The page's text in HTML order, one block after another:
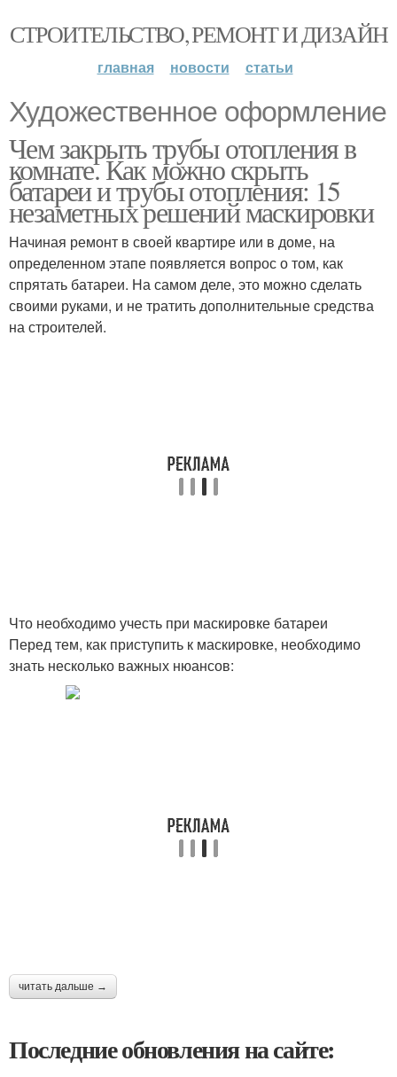
СТРОИТЕЛЬСТВО, РЕМОНТ И ДИЗАЙН
главная новости статьи
Художественное оформление
Чем закрыть трубы отопления в
комнате. Как можно скрыть
батареи и трубы отопления: 15
незаметных решений маскировки
Начиная ремонт в своей квартире или в доме, на
определенном этапе появляется вопрос о том, как
спрятать батареи. На самом деле, это можно сделать
своими руками, и не тратить дополнительные средства
на строителей.
Что необходимо учесть при маскировке батареи
Перед тем, как приступить к маскировке, необходимо
знать несколько важных нюансов:
читать дальше →
Последние обновления на сайте: